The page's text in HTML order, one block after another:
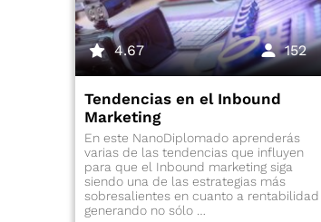
4.67 152
Tendencias en el Inbound
Marketing
En este NanoDiplomado aprenderás
varias de las tendencias que influyen
para que el Inbound marketing siga
siendo una de las estrategias más
sobresalientes en cuanto a rentabilidad
generando no sólo …